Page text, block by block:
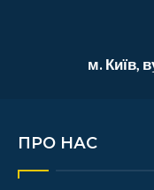
м. Київ,
ПРО НАС